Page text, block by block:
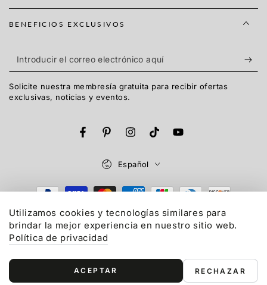
BENEFICIOS EXCLUSIVOS
Introducir
el
correo
Solicite nuestra membresía gratuita para recibir ofertas
exclusivas, noticias y eventos.
FacebookPinterestInstagramTikTokYouTube
© 2015-2026,GonexLLC. Reservados todos los derechos.
Política de reembolso
Información de contacto
Español
Métodos
de
pago
Utilizamos cookies y tecnologías similares para
brindar la mejor experiencia en nuestro sitio web.
Política de privacidad
ACEPTAR RECHAZAR